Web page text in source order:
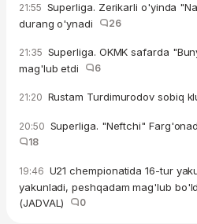
21:55 Superliga. Zerikarli o'yinda
durang o'ynadi
26
21:35 Superliga. OKMK safarda
mag'lub etdi
6
21:20 Rustam Turdimurodov sobiq
20:50 Superliga. "Neftchi"
18
19:46 U21 chempionatida 16-tur
yakunladi, peshqadam mag'lub
(JADVAL)
0